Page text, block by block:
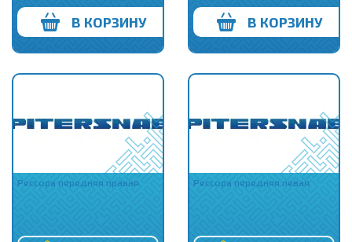
В КОРЗИНУ В КОРЗИНУ
Рессора передняя правая Рессора передняя левая